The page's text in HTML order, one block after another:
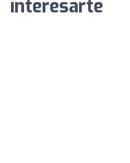
interesarte